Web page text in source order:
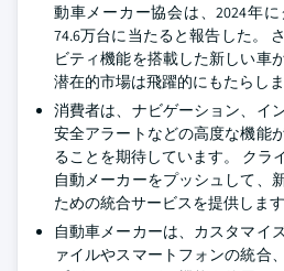
動車メーカー協会は、2024年
74.6万台に当たると報告した。
ビティ機能を搭載した新しい車
潜在的市場は飛躍的にもたらしま
消費者は、ナビゲーション、イ
安全アラートなどの高度な機能
ることを期待しています。 クラ
自動メーカーをプッシュして、
ための統合サービスを提供します
自動車メーカーは、カスタマイ
ァイルやスマートフォンの統合